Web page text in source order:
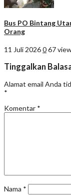
Bus PO Bintang
Orang
11 Juli 2026067
Tinggalkan
Alamat email Anda
*
Komentar *
Nama *